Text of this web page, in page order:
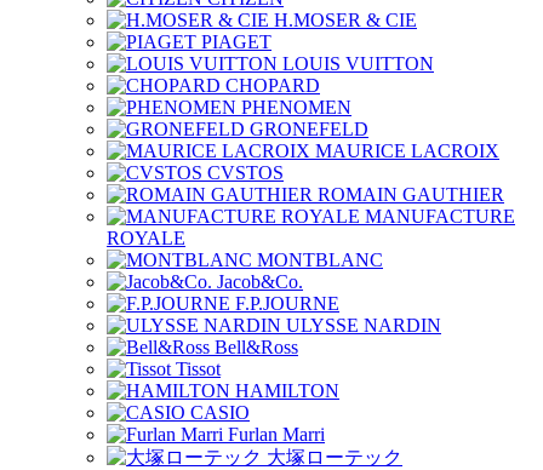
H.MOSER & CIE
PIAGET
LOUIS VUITTON
CHOPARD
PHENOMEN
GRONEFELD
MAURICE LACROIX
CVSTOS
ROMAIN GAUTHIER
MANUFACTURE
ROYALE
MONTBLANC
Jacob&Co.
F.P.JOURNE
ULYSSE NARDIN
Bell&Ross
Tissot
HAMILTON
CASIO
Furlan Marri
大塚ローテック